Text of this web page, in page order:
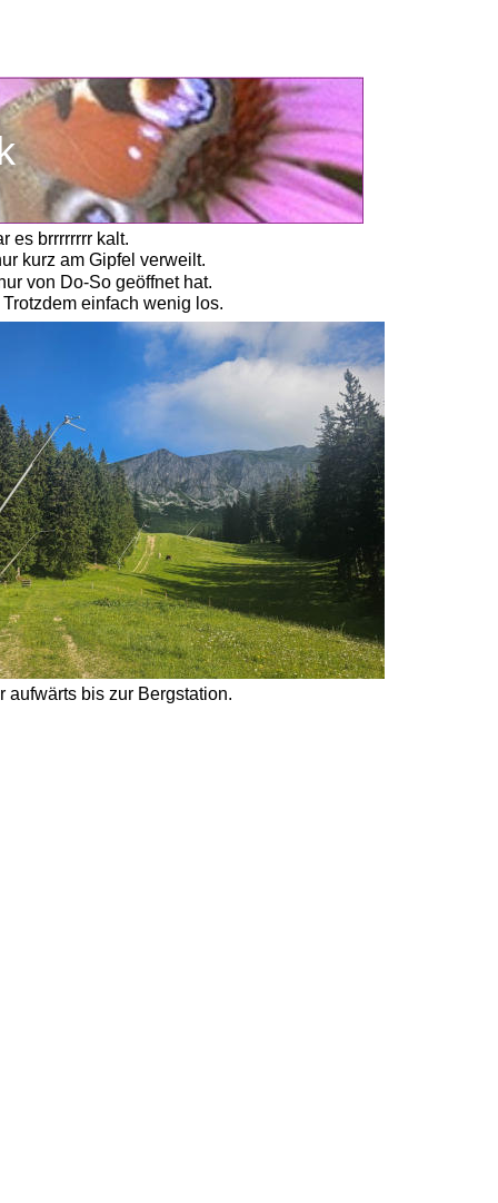
es brrrrrrrr kalt.
kurz am Gipfel verweilt.
von Do-So geöffnet hat.
einfach wenig los.
bis zur Bergstation.